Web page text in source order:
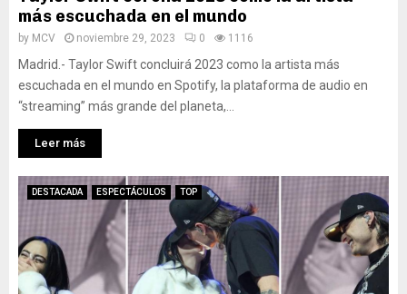
más escuchada en el mundo
by MCV noviembre 29, 2023 0 1116
Madrid.- Taylor Swift concluirá 2023 como la artista más
escuchada en el mundo en Spotify, la plataforma de audio en
“streaming” más grande del planeta,...
Leer más
DESTACADA ESPECTÁCULOS TOP